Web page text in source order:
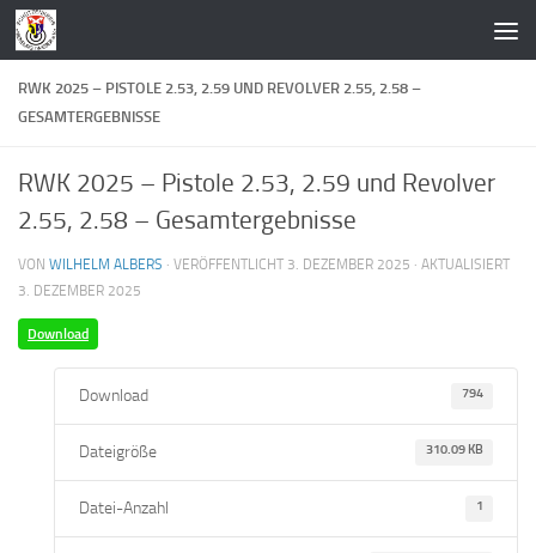
Zum Inhalt springen
RWK 2025 – PISTOLE 2.53, 2.59 UND REVOLVER 2.55, 2.58 –
GESAMTERGEBNISSE
RWK 2025 – Pistole 2.53, 2.59 und Revolver
2.55, 2.58 – Gesamtergebnisse
VON WILHELM ALBERS · VERÖFFENTLICHT 3. DEZEMBER 2025 · AKTUALISIERT
3. DEZEMBER 2025
Download
Download 794
Dateigröße 310.09 KB
Datei-Anzahl 1